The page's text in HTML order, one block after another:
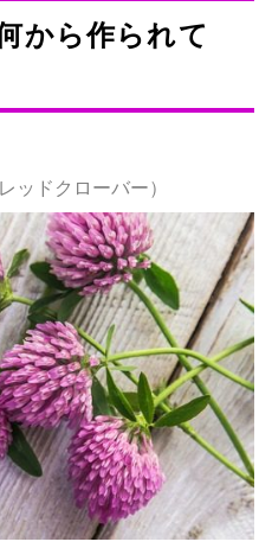
から作られて
ッドクローバー）